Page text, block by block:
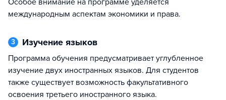
Особое внимание на программе уделяется
международным аспектам экономики и права.
3 Изучение языков
Программа обучения предусматривает углубленное
изучение двух иностранных языков. Для студентов
также существует возможность факультативного
освоения третьего иностранного языка.